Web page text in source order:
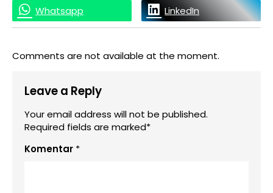
Whatsapp
LinkedIn
Comments are not available at the moment.
Leave a Reply
Your email address will not be published.
Required fields are marked*
Komentar *